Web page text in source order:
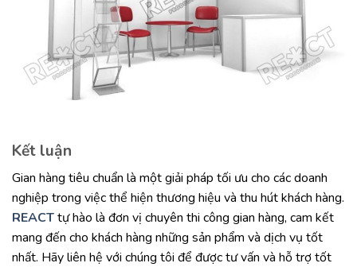
Kết luận
Gian hàng tiêu chuẩn là một giải pháp tối ưu cho các doanh
nghiệp trong việc thể hiện thương hiệu và thu hút khách hàng.
REACTtự hào là đơn vị chuyên thi công gian hàng, cam kết
mang đến cho khách hàng những sản phẩm và dịch vụ tốt
nhất. Hãy liên hệ với chúng tôi để được tư vấn và hỗ trợ tốt